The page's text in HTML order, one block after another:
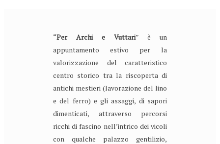
“Per Archi e Vuttari” è un
appuntamento estivo per la
valorizzazione del caratteristico
centro storico tra la riscoperta di
antichi mestieri (lavorazione del lino
e del ferro) e gli assaggi, di sapori
dimenticati, attraverso percorsi
ricchi di fascino nell’intrico dei vicoli
con qualche palazzo gentilizio,